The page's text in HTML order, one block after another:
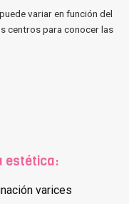
variar en función del
centros para conocer las
estética:
varices